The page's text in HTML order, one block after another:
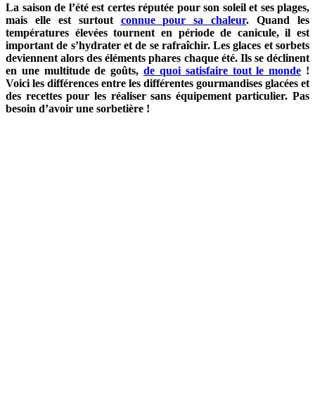
La saison de l’été est certes réputée pour son soleil et ses plages,
mais elle est surtout connue pour sa chaleur. Quand les
températures élevées tournent en période de canicule, il est
important de s’hydrater et de se rafraîchir. Les glaces et sorbets
deviennent alors des éléments phares chaque été. Ils se déclinent
en une multitude de goûts,de quoi satisfaire tout le monde !
Voici les différences entre les différentes gourmandises glacées et
des recettes pour les réaliser sans équipement particulier. Pas
besoin d’avoir une sorbetière !